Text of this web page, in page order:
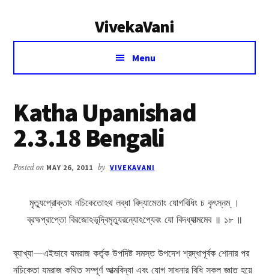
VivekaVani
Voice
Vivekananda
Menu
Katha Upanishad
2.3.18 Bengali
Posted on MAY 26, 2011 by VIVEKAVANI
মৃত্যুপ্রোক্তাং নচিকেতোঽথ লব্ধা বিদ্যামেতাং যোগবিধিং চ কৃৎস্নম্ ।
ব্রহ্মপ্রাপ্তো বিরজোঽভূদ্বিমৃত্যুরন্যোঽপ্যেবং যো বিদধ্যাত্মমেব ॥ ১৮ ॥
ব্যাখ্যা—এইভাবে যমরাজ কর্তৃক উপদিষ্ট সমস্ত উপদেশ শ্রদ্ধাপূর্বক শোনার পর
নচিকেতা যমরাজ কথিত সম্পূর্ণ আত্মবিদ্যা এবং যোগ সাধনার বিধি সকল জ্ঞাত হয়ে